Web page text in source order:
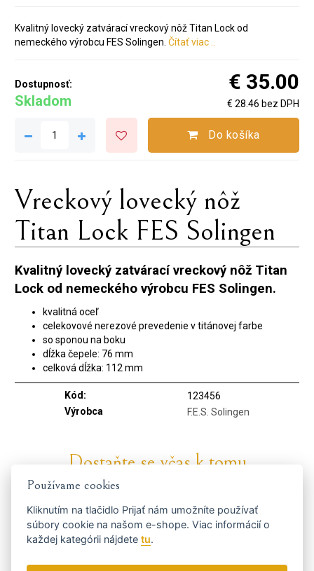
Kvalitný lovecký zatvárací vreckový nôž Titan Lock od
nemeckého výrobcu FES Solingen. Čítať viac ..
Dostupnosť:
Skladom
€ 35.00
€ 28.46 bez DPH
Do košíka
Vreckový lovecký nôž
Titan Lock FES Solingen
Kvalitný lovecký zatvárací vreckový nôž Titan
Lock od nemeckého výrobcu FES Solingen.
kvalitná oceľ
celekovové nerezové prevedenie v titánovej farbe
so sponou na boku
dĺžka čepele: 76 mm
celková dĺžka: 112 mm
Kód:
123456
Výrobca
F.E.S. Solingen
Dostaňte se včas k tomu
nejvýhodnějšímu...
Zasielame novinky a zľavy raz týždenne.Ako používame vaše údaje?
Používame cookies
Kliknutím na tlačidlo Prijať nám umožníte používať
súbory cookie na našom e-shope. Viac informácií o
každej kategórii nájdetetu.